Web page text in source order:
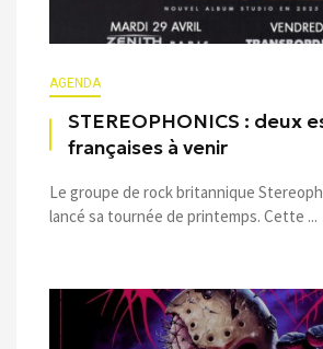
AGENDA
STEREOPHONICS : deux
françaises à venir
Le groupe de rock britannique
lancé sa tournée de printemps. Cette ...